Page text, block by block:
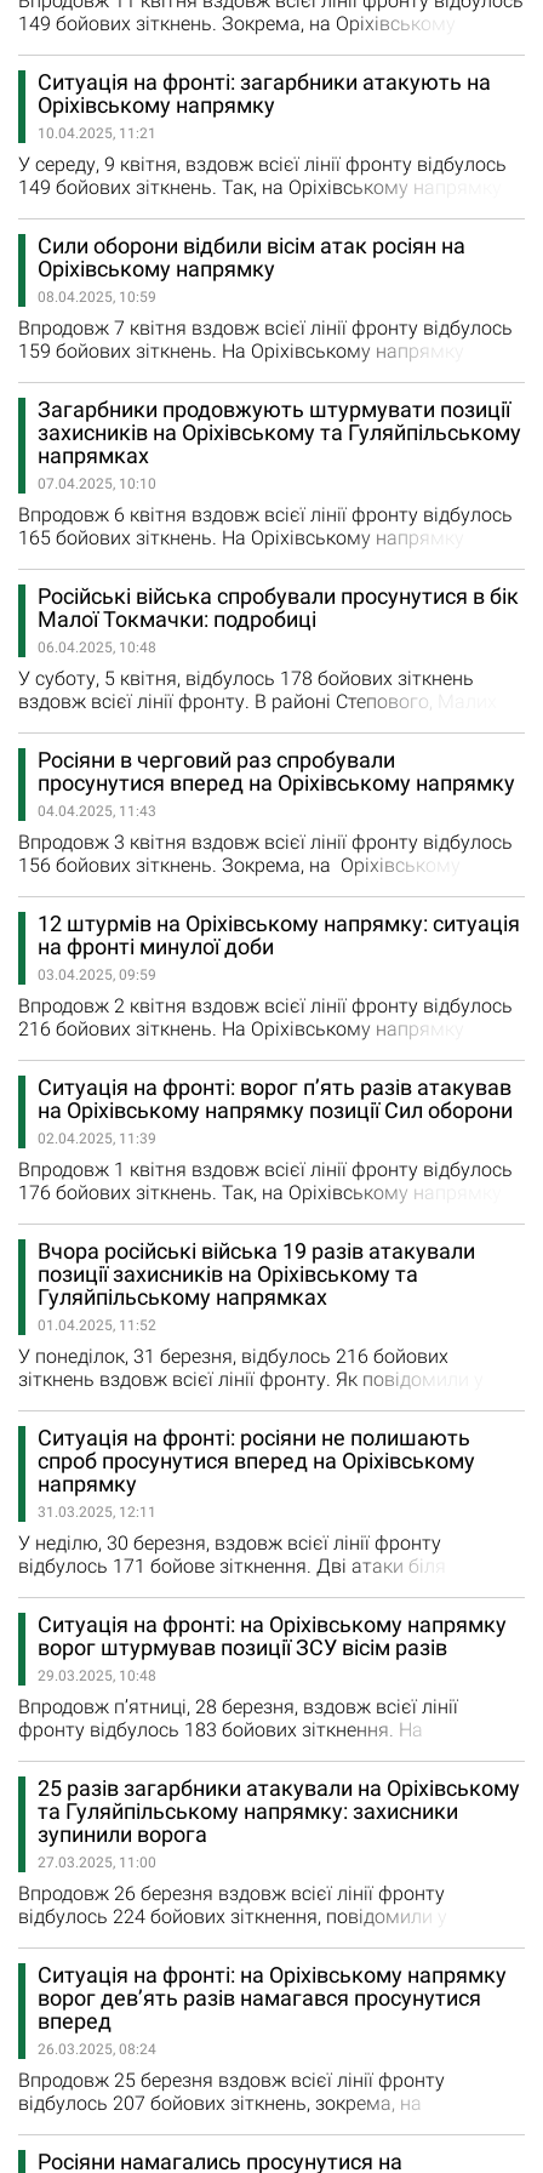
149 бойових зіткнень. Зокрема, на Оріхівському
поблизу Малих Щербаків. Крім того, на
Гуляйпільському напрямку відбулося три боєзіткнення
з противником у районах населених пунктів Привільне,
Новосілка та Бурлацьке. Також росіяни завдали
авіаційні удари в районі Гуляйполя.…
Ситуація на фронті: загарбники атакують на
Оріхівському напрямку
10.04.2025, 11:21
У середу, 9 квітня, вздовж всієї лінії фронту відбулось
149 бойових зіткнень. Так, на Оріхівському напрямку
районах Степового, Малих Щербаків, Лобкового та
Щербаків, повідомляють у Генштабі ЗСУ. Водночас на
Гуляйпільському напрямку противник здійснив п’ять
спроб просунутися вперед у районі Новосілки…
Сили оборони відбили вісім атак росіян на
Оріхівському напрямку
08.04.2025, 10:59
Впродовж 7 квітня вздовж всієї лінії фронту відбулось
159 бойових зіткнень. На Оріхівському напрямку
пунктів Малі Щербаки, Степове та Щербаки. Всі вісім
ворожих атак наші оборонці відбили. На
Гуляйпільському напрямку минулої доби противник
здійснив дві безрезультатні спроби просунутися
вперед у бік населеного пункту Шевченко.…
Загарбники продовжують штурмувати позиції
захисників на Оріхівському та Гуляйпільському
напрямках
07.04.2025, 10:10
Впродовж 6 квітня вздовж всієї лінії фронту відбулось
165 бойових зіткнень. На Оріхівському напрямку
Противник атакував в районах Щербаків, Малих
Щербаків та Кам’янського. Також окупанти тричі
атакували позиції наших захисників, у районах
Привільного та Вільного Поля на Гуляйпільському
напрямку. Крім…
Російські війська спробували просунутися в бік
Малої Токмачки: подробиці
06.04.2025, 10:48
У суботу, 5 квітня, відбулось 178 бойових зіткнень
вздовж всієї лінії фронту. В районі Степового, Малих
загарбники атакували позиції українських військових,
повідомили у Генштабі ЗСУ. Усі чотири атаки
противника на Оріхівському напрямку вдалось
відбити. На Гуляйпільському напрямку біля Рівнополя
російські війська…
Росіяни в черговий раз спробували
просунутися вперед на Оріхівському напрямку
04.04.2025, 11:43
Впродовж 3 квітня вздовж всієї лінії фронту відбулось
156 бойових зіткнень. Зокрема, на Оріхівському
Щербаки та Кам’янське загарбники здійснили вісім
марних атак на позиції наших захисників. Крім того,
російські загарбники завдали удари по районах
населених пунктів Січневе, Великомихайлівка,
Малинівка, Комишуваха…
12 штурмів на Оріхівському напрямку: ситуація
на фронті минулої доби
03.04.2025, 09:59
Впродовж 2 квітня вздовж всієї лінії фронту відбулось
216 бойових зіткнень. На Оріхівському напрямку
захисників. Противник атакував в районах населених
пунктів Степове, Малі Щербаки, Кам’янське та
Новоданилівка. На Гуляйпільському напрямку, поблизу
Привільного та Новосілки, Сили оборони успішно
відбили п’ять…
Ситуація на фронті: ворог п’ять разів атакував
на Оріхівському напрямку позиції Сил оборони
02.04.2025, 11:39
Впродовж 1 квітня вздовж всієї лінії фронту відбулось
176 бойових зіткнень. Так, на Оріхівському напрямку
атакували позиції наших захисників у бік
Новоданилівки та Степового. Також противник п’ять
разів атакував позиції наших захисників поблизу
Привільного та у бік Новополя на Гуляйпільському
напрямку.…
Вчора російські війська 19 разів атакували
позиції захисників на Оріхівському та
Гуляйпільському напрямках
01.04.2025, 11:52
У понеділок, 31 березня, відбулось 216 бойових
зіткнень вздовж всієї лінії фронту. Як повідомили у
разів атакував позиції наших оборонців поблизу
населених пунктів Малі Щербаки, Лобкове, Щербаки,
Кам’янське та Новоданилівка. На Гуляйпільському
напрямку загарбники 10 раз атакували позиції
захисників поблизу…
Ситуація на фронті: росіяни не полишають
спроб просунутися вперед на Оріхівському
напрямку
31.03.2025, 12:11
У неділю, 30 березня, вздовж всієї лінії фронту
відбулось 171 бойове зіткнення. Дві атаки біля
Гуляйпільському напрямку здійснили загарбники
вчора, повідомили у Генштабі ЗСУ. На Оріхівському
напрямку ворог чотири рази атакував позиції наших
оборонців неподалік населених пунктів Малі Щербаки
та Степове. Крім того, військові…
Ситуація на фронті: на Оріхівському напрямку
ворог штурмував позиції ЗСУ вісім разів
29.03.2025, 10:48
Впродовж п’ятниці, 28 березня, вздовж всієї лінії
фронту відбулось 183 бойових зіткнення. На
чотири атаки у районі Привільного. На Оріхівському
напрямку окупаційні війська вісім разів штурмували
позиції Сил оборони. Ворог намагався просунутися бік
Щербаків, Малих Щербаків, Малої Токмачки, Степового,
Кам’янського…
25 разів загарбники атакували на Оріхівському
та Гуляйпільському напрямку: захисники
зупинили ворога
27.03.2025, 11:00
Впродовж 26 березня вздовж всієї лінії фронту
відбулось 224 бойових зіткнення, повідомили у
окупаційні війська дев’ять разів штурмували позиції
Сил оборони. Ворог намагався просунутися вперед в
районах Малих Щербаків, Лобкового, Щербаків та в
напрямку Степового. На Гуляйпільському напрямку
українські оборонці зупинили…
Ситуація на фронті: на Оріхівському напрямку
ворог дев’ять разів намагався просунутися
вперед
26.03.2025, 08:24
Впродовж 25 березня вздовж всієї лінії фронту
відбулось 207 бойових зіткнень, зокрема, на
Гуляйпільському напрямку Сили оборони зупинили
Росіяни намагались просунутися на